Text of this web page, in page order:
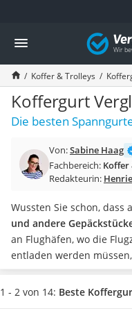
Die beliebtesten Vergleiche
Freizeit & Sport
Gartentrampolin
Trampolin
Metalldetektor
Eufab-Fahrradträger
Trampolin 366 cm
Aluminium-Koffer
Futterboot
E-Bike-Dreirad
Trekkingschuhe Herren
Reisetasche mit Rollen
Klimmzugstation
Koffer
Nachtsichtgerät
Vergleich
Koffer & Trolleys
Koffergurt
Die besten
Von:Sabine Haag
Fachbereich: Koffer
Redakteurin:
Wussten Sie schon, dass
und andere
an Flughäfen, wo die
entladen werden
wertvolles Hab und Gut
sinnvoll sein, einen
1 - 2 von 14: Beste